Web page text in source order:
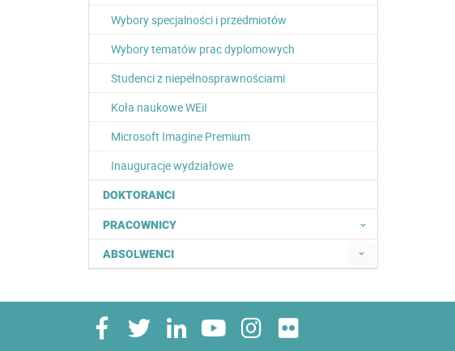
Wybory specjalności i przedmiotów
Wybory tematów prac dyplomowych
Studenci z niepełnosprawnościami
Koła naukowe WEiI
Microsoft Imagine Premium
Inauguracje wydziałowe
DOKTORANCI
PRACOWNICY
ABSOLWENCI